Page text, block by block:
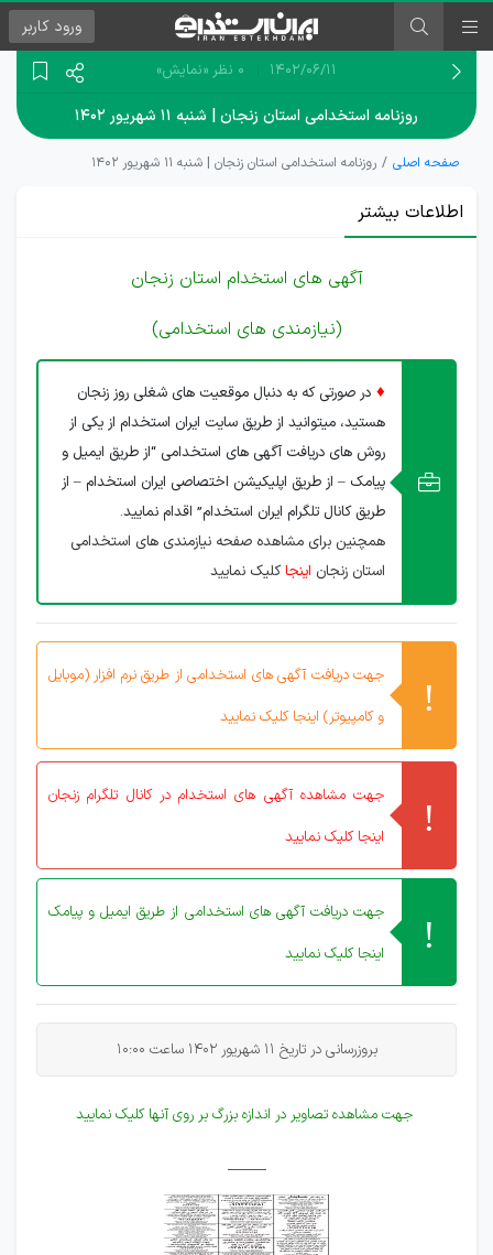
ورود کاربر
۱۴۰۲/۰۶/۱۱ 0 نظر «نمایش»
روزنامه استخدامی استان زنجان | شنبه ۱۱ شهریور ۱۴۰۲
صفحه اصلی روزنامه استخدامی استان زنجان | شنبه ۱۱ شهریور ۱۴۰۲
اطلاعات بیشتر
آگهی های استخدام استان زنجان
(نیازمندی های استخدامی)
♦ در صورتی که به دنبال موقعیت های شغلی روز زنجان
هستید، میتوانید از طریق سایت ایران استخدام از یکی از
روش های دریافت آگهی های استخدامی “از طریق ایمیل و
پیامک – از طریق اپلیکیشن اختصاصی ایران استخدام – از
طریق کانال تلگرام ایران استخدام” اقدام نمایید.
همچنین برای مشاهده صفحه نیازمندی های استخدامی
استان زنجان اینجاکلیک نمایید
جهت دریافت آگهی های استخدامی از طریق نرم افزار (موبایل
و کامپیوتر) اینجا کلیک نمایید
جهت مشاهده آگهی های استخدام در کانال تلگرام زنجان
اینجا کلیک نمایید
جهت دریافت آگهی های استخدامی از طریق ایمیل و پیامک
اینجا کلیک نمایید
بروزرسانی در تاریخ 11 شهریور 1402 ساعت 10:00
جهت مشاهده تصاویر در اندازه بزرگ بر روی آنها کلیک نمایید
_____